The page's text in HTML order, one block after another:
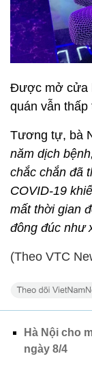
Được mở cửa
quán vẫn
Tương tự, bà
năm dịch
chắc chắn đã
COVID-19
mất thời gian
đông đúc như
(Theo VTC
Hà Nội cho
ngày 8/4